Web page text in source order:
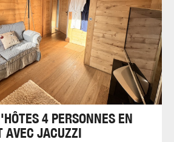
4 PERSONNES EN
AVEC JACUZZI